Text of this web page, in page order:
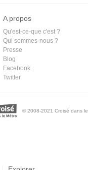
A propos
Qu'est-ce-que c'est ?
Qui sommes-nous ?
Presse
Blog
Facebook
Twitter
© 2008-2021 Croisé dans